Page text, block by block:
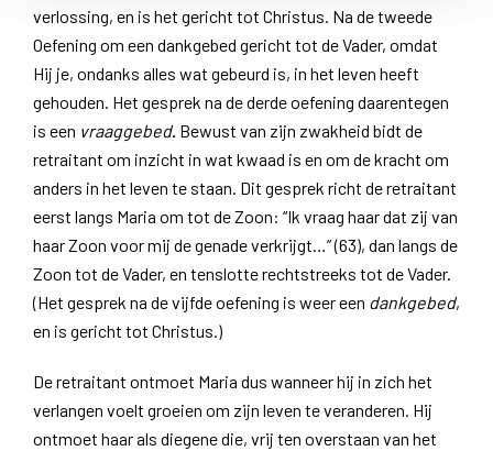
verlossing, en is het gericht tot Christus. Na de tweede
Oefening om een dankgebed gericht tot de Vader, omdat
Hij je, ondanks alles wat gebeurd is, in het leven heeft
gehouden. Het gesprek na de derde oefening daarentegen
is een vraaggebed. Bewust van zijn zwakheid bidt de
retraitant om inzicht in wat kwaad is en om de kracht om
anders in het leven te staan. Dit gesprek richt de retraitant
eerst langs Maria om tot de Zoon: “Ik vraag haar dat zij van
haar Zoon voor mij de genade verkrijgt…” (63), dan langs de
Zoon tot de Vader, en tenslotte rechtstreeks tot de Vader.
(Het gesprek na de vijfde oefening is weer een dankgebed,
en is gericht tot Christus.)
De retraitant ontmoet Maria dus wanneer hij in zich het
verlangen voelt groeien om zijn leven te veranderen. Hij
ontmoet haar als diegene die, vrij ten overstaan van het